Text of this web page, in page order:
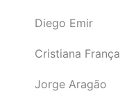
Diego Emir
Cristiana França
Jorge Aragão